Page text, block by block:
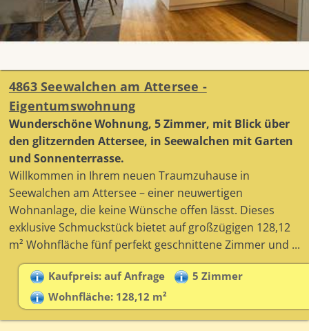
4863 Seewalchen am Attersee -
Eigentumswohnung
Wunderschöne Wohnung, 5 Zimmer, mit Blick über
den glitzernden Attersee, in Seewalchen mit Garten
und Sonnenterrasse.
Willkommen in Ihrem neuen Traumzuhause in
Seewalchen am Attersee – einer neuwertigen
Wohnanlage, die keine Wünsche offen lässt. Dieses
exklusive Schmuckstück bietet auf großzügigen 128,12
m² Wohnfläche fünf perfekt geschnittene Zimmer und ...
Kaufpreis: auf Anfrage
5 Zimmer
Wohnfläche: 128,12 m²